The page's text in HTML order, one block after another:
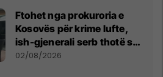
Ftohet nga prokuroria e
Kosovës për krime lufte,
ish-gjenerali serb thotë se
dikush e tradhtoi në
02/08/2026